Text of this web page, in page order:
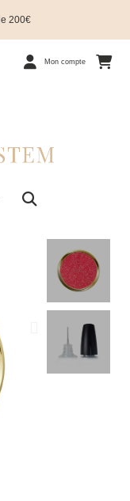
200€
Mon compte